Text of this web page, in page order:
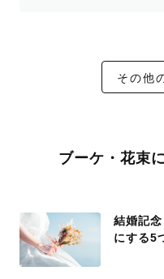
その他
ブーケ・花束
結婚記
にする5